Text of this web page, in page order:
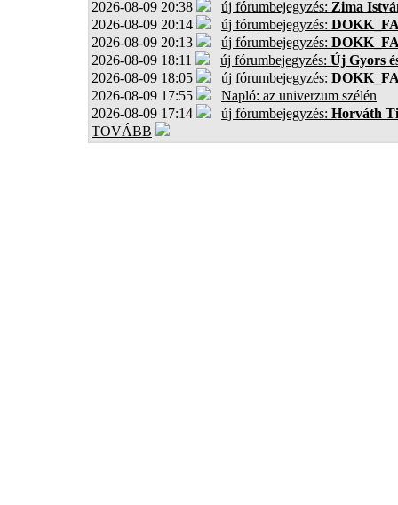
2026-08-09 20:38 új fórumbejegyzés: Zima
2026-08-09 20:14
új fórumbejegyzés:
2026-08-09 20:13
új fórumbejegyzés:
2026-08-09 18:11
új fórumbejegyzés: Új Gyors
2026-08-09 18:05
új fórumbejegyzés:
2026-08-09 17:55
Napló: az univerzum szélén
2026-08-09 17:14
új fórumbejegyzés: Horváth
TOVÁBB